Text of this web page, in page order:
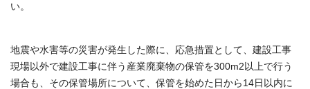
い。
地震や水害等の災害が発生した際に、応急措置として、建設工事
現場以外で建設工事に伴う産業廃棄物の保管を300m2以上で行う
場合も、その保管場所について、保管を始めた日から14日以内に